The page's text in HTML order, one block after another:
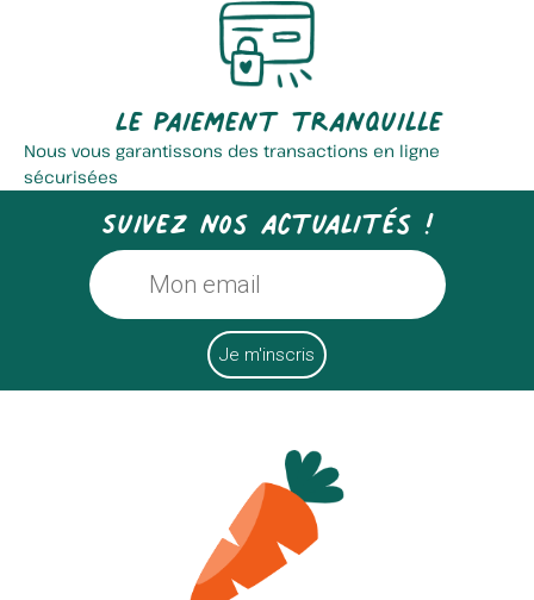
Le paiement tranquille
Nous vous garantissons des transactions en ligne
sécurisées
Suivez nos actualités !